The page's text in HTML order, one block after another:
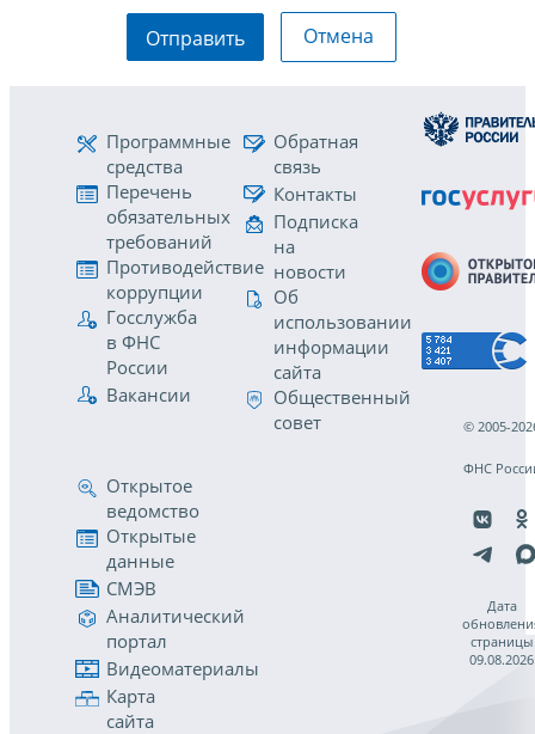
Отправить Отмена
Программные
средства
Перечень
обязательных
требований
Противодействие
коррупции
Госслужба
в ФНС
России
Вакансии
Обратная
связь
Контакты
Подписка
на
новости
Об
использовании
информации
сайта
Общественный
совет
Открытое
ведомство
Открытые
данные
СМЭВ
Аналитический
портал
Видеоматериалы
Карта
сайта
© 2005-
ФНС
Дата
страницы
09.08.2026